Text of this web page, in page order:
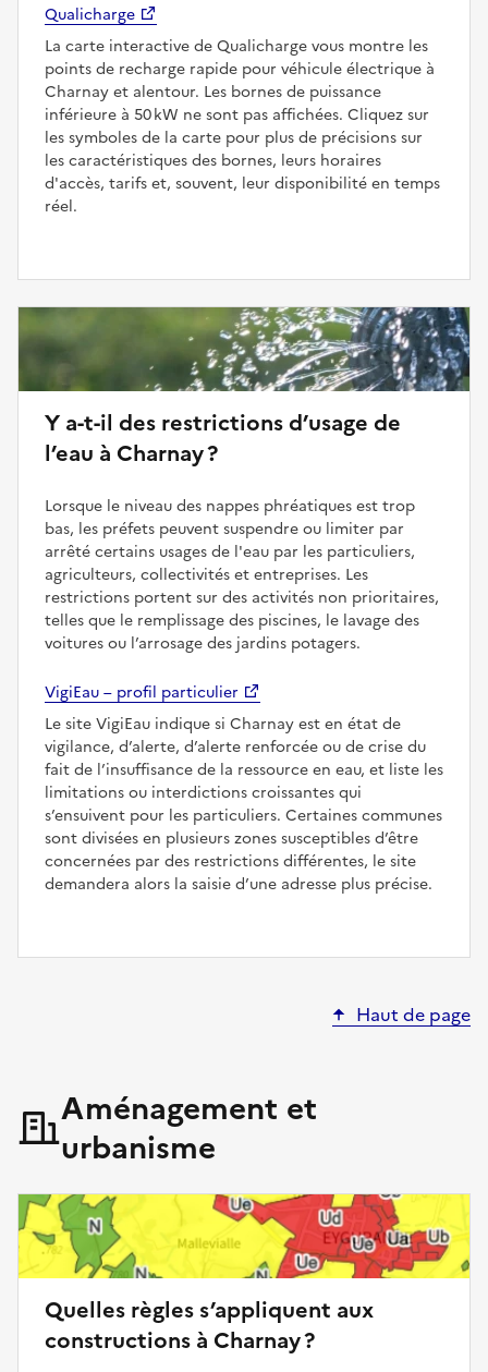
Qualicharge
La carte interactive de Qualicharge vous montre les
points de recharge rapide pour véhicule électrique à
Charnay et alentour. Les bornes de puissance
inférieure à 50 kW ne sont pas affichées. Cliquez sur
les symboles de la carte pour plus de précisions sur
les caractéristiques des bornes, leurs horaires
d'accès, tarifs et, souvent, leur disponibilité en temps
réel.
Y a-t-il des restrictions d’usage de
l’eau à Charnay ?
Lorsque le niveau des nappes phréatiques est trop
bas, les préfets peuvent suspendre ou limiter par
arrêté certains usages de l'eau par les particuliers,
agriculteurs, collectivités et entreprises. Les
restrictions portent sur des activités non prioritaires,
telles que le remplissage des piscines, le lavage des
voitures ou l’arrosage des jardins potagers.
VigiEau – profil particulier
Le site VigiEau indique si Charnay est en état de
vigilance, d’alerte, d’alerte renforcée ou de crise du
fait de l’insuffisance de la ressource en eau, et liste les
limitations ou interdictions croissantes qui
s’ensuivent pour les particuliers. Certaines communes
sont divisées en plusieurs zones susceptibles d’être
concernées par des restrictions différentes, le site
demandera alors la saisie d’une adresse plus précise.
Haut de page
Aménagement et
urbanisme
Quelles règles s’appliquent aux
constructions à Charnay ?